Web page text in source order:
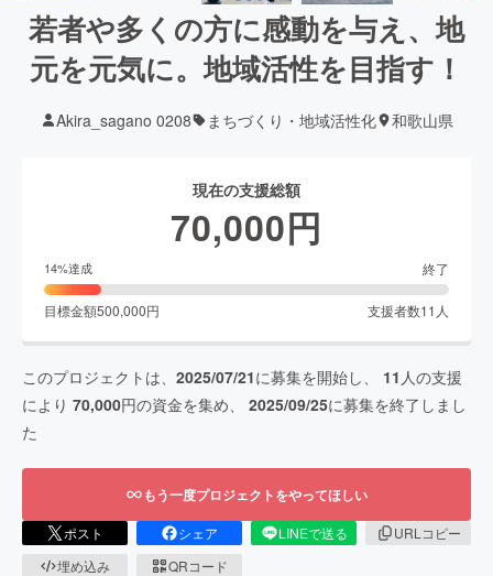
若者や多くの方に感動を与え、地
元を元気に。地域活性を目指す！
Akira_sagano 0208 まちづくり・地域活性化 和歌山県
現在の支援総額
70,000円
14%達成 終了
目標金額500,000円 支援者数11 人
このプロジェクトは、 2025/07/21に募集を開始し、 11 人の支援
により 70,000円の資金を集め、 2025/09/25に募集を終了しまし
た
もう一度プロジェクトをやってほしい
ポスト シェア LINEで送る
URLコピー
埋め込み
QRコード